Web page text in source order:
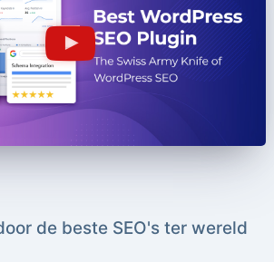
de beste SEO's ter wereld